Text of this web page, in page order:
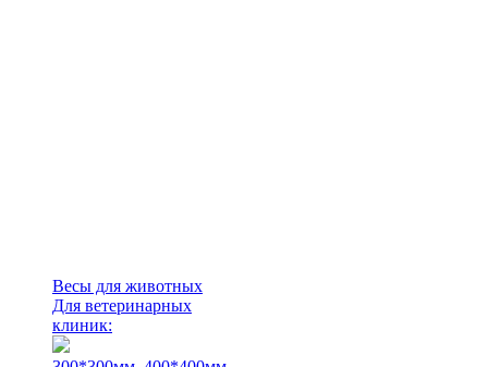
Весы для животных
Для ветеринарных
клиник: